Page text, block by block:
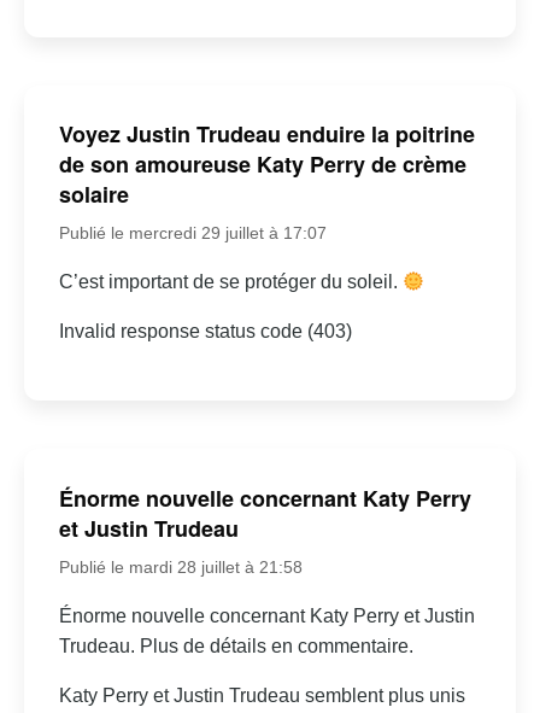
Voyez Justin Trudeau enduire la poitrine
de son amoureuse Katy Perry de crème
solaire
Publié le mercredi 29 juillet à 17:07
C’est important de se protéger du soleil.
Invalid response status code (403)
Énorme nouvelle concernant Katy Perry
et Justin Trudeau
Publié le mardi 28 juillet à 21:58
Énorme nouvelle concernant Katy Perry et Justin
Trudeau. Plus de détails en commentaire.
Katy Perry et Justin Trudeau semblent plus unis